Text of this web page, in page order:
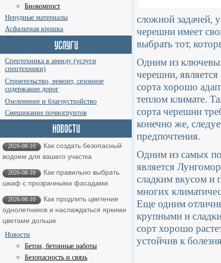
Биокомпост
Нерудные материалы
Асфальтная крошка
Спецтехника в аренду (услуги
спецтехники)
Строительство, ремонт, сезонное
содержание дорог
Озеленение и благоустройство
Смешивание почвогрунтов
2026-08-10
Как создать безопасный
водоем для вашего участка
2026-08-10
Как правильно выбрать
шкаф с прозрачными фасадами
2026-08-10
Как продлить цветение
однолетников и наслаждаться яркими
цветами дольше
Новости
Бетон, бетонные работы
Безопасность и связь
сложной задачей,
черешни имеет
выбрать тот,
Одним из
черешни,
сорта хорошо
теплом климате.
сорта черешни
конечно же,
предпочтения.
Одним из самых
является
сладким вкусом и
многих
Еще одним
крупными и
сорт хорошо
устойчив к